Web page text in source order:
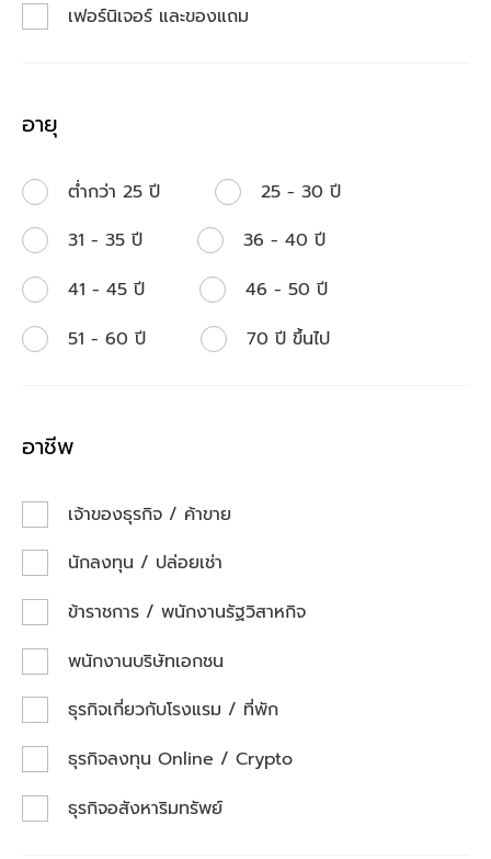
เฟอร์นิเจอร์ และของแถม
อายุ
ต่ำกว่า 25 ปี
25 - 30 ปี
31 - 35 ปี
36 - 40 ปี
41 - 45 ปี
46 - 50 ปี
51 - 60 ปี
70 ปี ขึ้นไป
อาชีพ
เจ้าของธุรกิจ / ค้าขาย
นักลงทุน / ปล่อยเช่า
ข้าราชการ / พนักงานรัฐวิสาหกิจ
พนักงานบริษัทเอกชน
ธุรกิจเกี่ยวกับโรงแรม / ที่พัก
ธุรกิจลงทุน Online / Crypto
ธุรกิจอสังหาริมทรัพย์